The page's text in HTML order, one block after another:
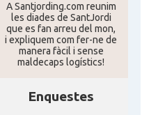
a MIAMI
a MINNESOTA
a NEBRASKA
A Santjording.com reunim
les diades de SantJordi
que es fan arreu del mon,
i expliquem com fer-ne de
manera fàcil i sense
maldecaps logí­stics!
Enquestes